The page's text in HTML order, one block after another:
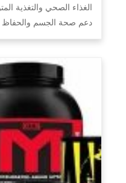
الغذاء الصحي والتغذية
دعم صحة الجسم والحفاظ